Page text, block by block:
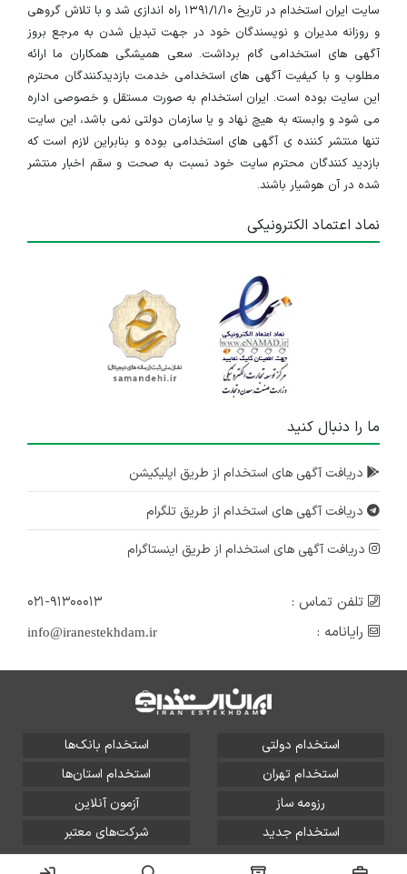
سایت ایران استخدام در تاریخ ۱۳۹۱/۱/۱۰ راه اندازی شد و با تلاش گروهی
و روزانه مدیران و نویسندگان خود در جهت تبدیل شدن به مرجع بروز
آگهی های استخدامی گام برداشت. سعی همیشگی همکاران ما ارائه
مطلوب و با کیفیت آگهی های استخدامی خدمت بازدیدکنندگان محترم
این سایت بوده است. ایران استخدام به صورت مستقل و خصوصی اداره
می شود و وابسته به هیچ نهاد و یا سازمان دولتی نمی باشد، این سایت
تنها منتشر کننده ی آگهی های استخدامی بوده و بنابراین لازم است که
بازدید کنندگان محترم سایت خود نسبت به صحت و سقم اخبار منتشر
شده در آن هوشیار باشند.
نماد اعتماد الکترونیکی
ما را دنبال کنید
دریافت آگهی های استخدام از طریق اپلیکیشن
دریافت آگهی های استخدام از طریق تلگرام
دریافت آگهی های استخدام از طریق اینستاگرام
تلفن تماس :
۰۲۱-۹۱۳۰۰۰۱۳
رایانامه :
info@iranestekhdam.ir
استخدام دولتی
استخدام بانک‌ها
استخدام تهران
استخدام استان‌ها
رزومه ساز
آزمون آنلاین
استخدام جدید
شرکت‌های معتبر
تمامی حقوق این سایت برای آلتین سیستم محفوظ است و هر